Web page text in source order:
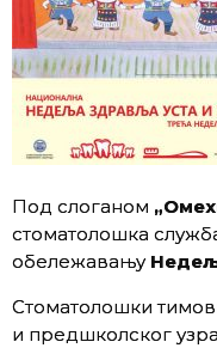
Под слоганом „
стоматолошка
обележавању
Стоматолошки
и предшколског